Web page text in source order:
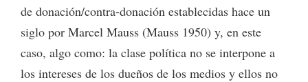
de donación/contra-donación establecidas hace un
siglo por Marcel Mauss (Mauss 1950) y, en este
caso, algo como: la clase política no se interpone a
los intereses de los dueños de los medios y ellos no